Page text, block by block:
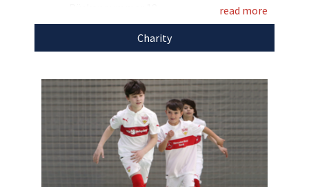
Marke: Puma
Kabak stiftet sein signiertes Trikot von der
Vorstellung“ leiten wir direkt, ohne Abzug von
Kosten, an
VfBfairplayweiter.
read more
Charity